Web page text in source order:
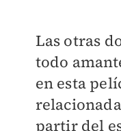
Las otras
todo
en esta
partir del